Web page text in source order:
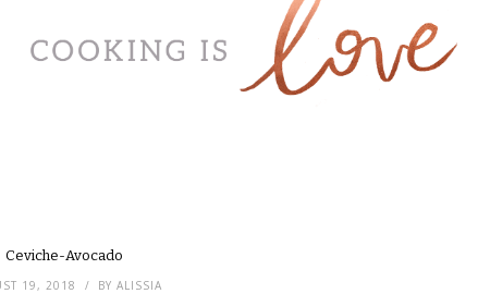
Ceviche-Avocado
19, 2018 BY ALISSIA